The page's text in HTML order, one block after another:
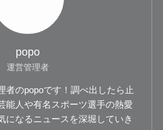
popo
運営管理者
者のpopoです！調べ出したら止
能人や有名スポーツ選手の熱愛
になるニュースを深堀していき